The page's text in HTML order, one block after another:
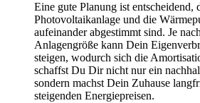
Eine gute Planung ist entscheidend,
Photovoltaikanlage und die
aufeinander abgestimmt sind. Je
Anlagengröße kann Dein
steigen, wodurch sich die
schaffst Du Dir nicht nur ein
sondern machst Dein Zuhause
steigenden Energiepreisen.